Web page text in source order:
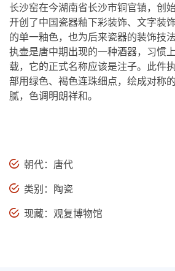
长沙窑在今湖南省长沙市铜官镇，创
开创了中国瓷器釉下彩装饰、文字装
的单一釉色，也为后来瓷器的装饰技
执壶是唐中期出现的一种酒器，习惯
载，它的正式名称应该是注子。此件
部用绿色、褐色连珠细点，绘成对称
腻，色调明朗祥和。
朝代：唐代
类别：陶瓷
现藏：观复博物馆